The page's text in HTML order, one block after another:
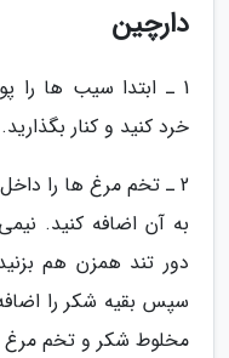
دارچین
1 ـ ابتدا سیب ها
خرد کنید و کنار بگذارید.
2 ـ تخم مرغ ها را
به آن اضافه کنید.
دور تند همزن هم
سپس بقیه شکر را
مخلوط شکر و تخم